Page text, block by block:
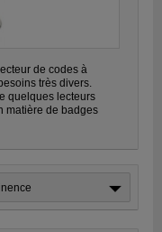
de codes à
très divers.
quelques lecteurs
matière de badges